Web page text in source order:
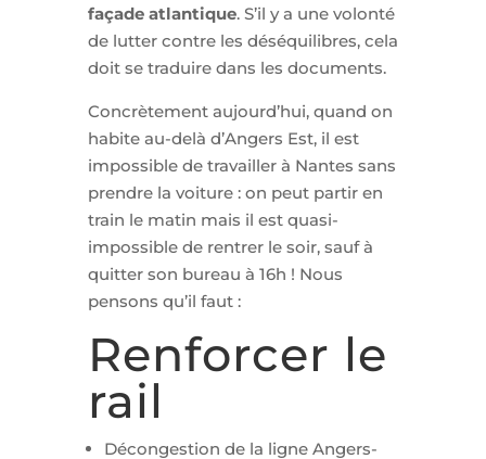
façade atlantique. S’il y a une volonté
de lutter contre les déséquilibres, cela
doit se traduire dans les documents.
Concrètement aujourd’hui, quand on
habite au-delà d’Angers Est, il est
impossible de travailler à Nantes sans
prendre la voiture : on peut partir en
train le matin mais il est quasi-
impossible de rentrer le soir, sauf à
quitter son bureau à 16h ! Nous
pensons qu’il faut :
Renforcer le
rail
Décongestion de la ligne Angers-